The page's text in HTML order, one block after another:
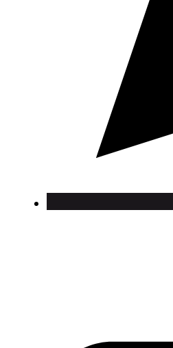
Histoire et Valeurs
Événements
Blog